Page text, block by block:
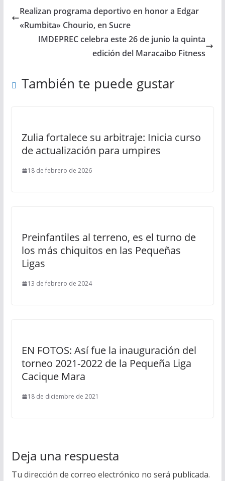
Realizan programa deportivo en honor a Edgar
«Rumbita» Chourio, en Sucre
IMDEPREC celebra este 26 de junio la quinta
edición del Maracaibo Fitness
También te puede gustar
Zulia fortalece su arbitraje: Inicia curso
de actualización para umpires
18 de febrero de 2026
Preinfantiles al terreno, es el turno de
los más chiquitos en las Pequeñas
Ligas
13 de febrero de 2024
EN FOTOS: Así fue la inauguración del
torneo 2021-2022 de la Pequeña Liga
Cacique Mara
18 de diciembre de 2021
Deja una respuesta
Tu dirección de correo electrónico no será publicada.